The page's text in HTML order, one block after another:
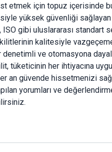
etmek için topuz içerisinde
yüksek güvenliği
gibi uluslararası standart
kilitlerinin kalitesiyle
denetimli ve otomasyona
tüketicinin her ihtiyacına
an güvende hissetmenizi
yorumları ve